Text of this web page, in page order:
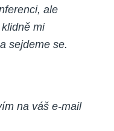
ale
mi
sejdeme se.
na váš e-mail